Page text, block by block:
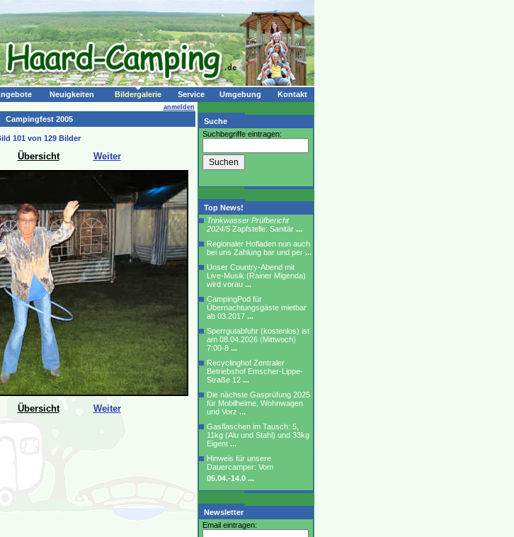
Neuigkeiten Bildergalerie Service Umgebung Kontakt
anmelden
Campingfest 2005
101 von 129 Bilder
Übersicht Weiter
Übersicht Weiter
Suche
Suchbegriffe eintragen:
Top News!
Trinkwasser Prüfbericht
2024/5 Zapfstelle: Sanitär ...
Regionaler Hofladen nun auch
bei uns Zahlung bar und per ...
Unser Country-Abend mit
Live-Musik (Rainer Migenda)
wird vorau ...
CampingPod für
Übernachtungsgäste mietbar
ab 03.2017 ...
Sperrgutabfuhr (kostenlos) ist
am 08.04.2026 (Mittwoch)
7:00-8 ...
Recyclinghof Zentraler
Betriebshof Emscher-Lippe-
Straße 12 ...
Die nächste Gasprüfung 2025
für Mobilheime, Wohnwagen
und Vorz ...
Gasflaschen im Tausch: 5,
11kg (Alu und Stahl) und 33kg
Eigent ...
Hinweis für unsere
Dauercamper: Vom
05.04.-14.0 ...
Newsletter
Email eintragen: